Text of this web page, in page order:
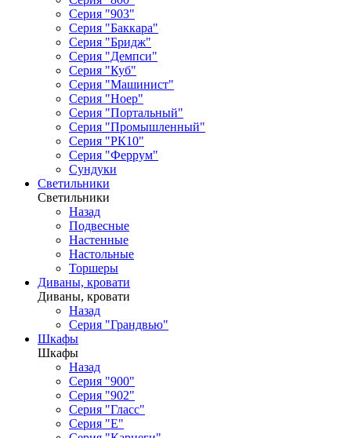
Серия "903"
Серия "Баккара"
Серия "Бридж"
Серия "Демпси"
Серия "Куб"
Серия "Машинист"
Серия "Ноер"
Серия "Портальный"
Серия "Промышленный"
Серия "РК10"
Серия "Феррум"
Сундуки
Светильники
Светильники
Назад
Подвесные
Настенные
Настольные
Торшеры
Диваны, кровати
Диваны, кровати
Назад
Серия "Грандвью"
Шкафы
Шкафы
Назад
Серия "900"
Серия "902"
Серия "Гласс"
Серия "Е"